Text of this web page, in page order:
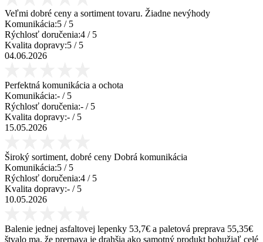
Veľmi dobré ceny a sortiment tovaru. Žiadne nevýhody
Komunikácia:5 / 5
Rýchlosť doručenia:4 / 5
Kvalita dopravy:5 / 5
04.06.2026
Perfektná komunikácia a ochota
Komunikácia:- / 5
Rýchlosť doručenia:- / 5
Kvalita dopravy:- / 5
15.05.2026
Široký sortiment, dobré ceny Dobrá komunikácia
Komunikácia:5 / 5
Rýchlosť doručenia:4 / 5
Kvalita dopravy:- / 5
10.05.2026
Balenie jednej asfaltovej lepenky 53,7€ a paletová preprava 55,35€
štvalo ma, že prerpava je drahšia ako samotný produkt bohužiaľ celé